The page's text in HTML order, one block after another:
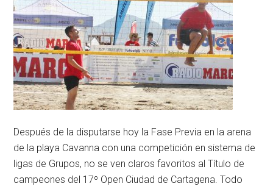
Después de la disputarse hoy la Fase Previa en la arena
de la playa Cavanna con una competición en sistema de
ligas de Grupos, no se ven claros favoritos al Título de
campeones del 17º Open Ciudad de Cartagena. Todo